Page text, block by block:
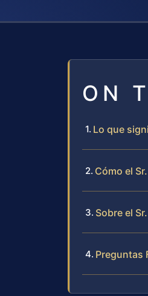
ON
Lo que
Cómo el
Sobre el
Preguntas